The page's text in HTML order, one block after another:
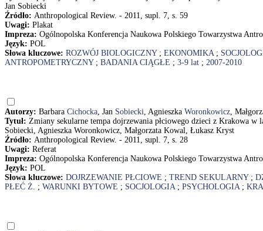
Jan Sobiecki
Źródło: Anthropological Review. - 2011, supl. 7, s. 59
Uwagi: Plakat
Impreza: Ogólnopolska Konferencja Naukowa Polskiego Towarzystwa
Język: POL
Słowa kluczowe: ROZWÓJ BIOLOGICZNY; EKONOMIKA;
ANTROPOMETRYCZNY; BADANIA CIĄGŁE ; 3-9 lat ; 2007-2010
Autorzy: Barbara Cichocka, Jan Sobiecki, Agnieszka Woronkowicz,
Tytuł: Zmiany sekularne tempa dojrzewania płciowego dzieci z Krakowa
Sobiecki, Agnieszka Woronkowicz, Małgorzata Kowal, Łukasz Kryst
Źródło: Anthropological Review. - 2011, supl. 7, s. 28
Uwagi: Referat
Impreza: Ogólnopolska Konferencja Naukowa Polskiego Towarzystwa
Język: POL
Słowa kluczowe: DOJRZEWANIE PŁCIOWE ; TREND SEKULARNY;
PŁEĆ Ż. ; WARUNKI BYTOWE ; SOCJOLOGIA; PSYCHOLOGIA;